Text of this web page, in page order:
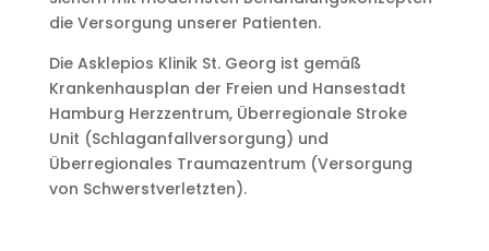
die Versorgung unserer Patienten.
Die Asklepios Klinik St. Georg ist gemäß
Krankenhausplan der Freien und Hansestadt
Hamburg Herzzentrum, Überregionale Stroke
Unit (Schlaganfallversorgung) und
Überregionales Traumazentrum (Versorgung
von Schwerstverletzten).